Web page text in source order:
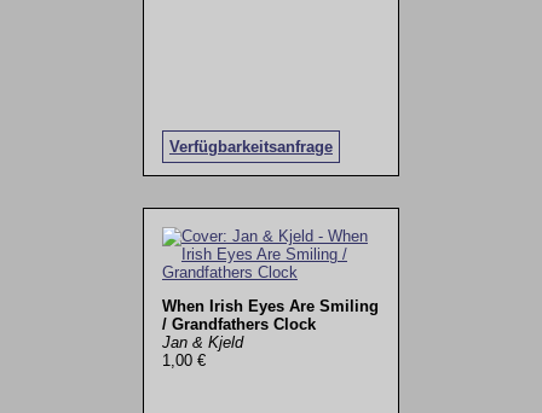
Verfügbarkeitsanfrage
When Irish Eyes Are Smiling
/ Grandfathers Clock
Jan & Kjeld
1,00 €